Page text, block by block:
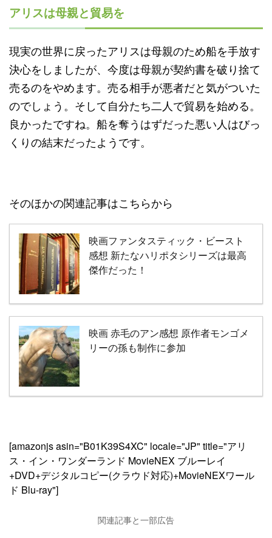
アリスは母親と貿易を
現実の世界に戻ったアリスは母親のため船を手放す
決心をしましたが、今度は母親が契約書を破り捨て
売るのをやめます。売る相手が悪者だと気がついた
のでしょう。そして自分たち二人で貿易を始める。
良かったですね。船を奪うはずだった悪い人はびっ
くりの結末だったようです。
そのほかの関連記事はこちらから
映画ファンタスティック・ビースト
感想 新たなハリポタシリーズは最高
傑作だった！
映画 赤毛のアン感想 原作者モンゴメ
リーの孫も制作に参加
[amazonjs asin="B01K39S4XC" locale="JP" title="アリ
ス・イン・ワンダーランド MovieNEX ブルーレイ
+DVD+デジタルコピー(クラウド対応)+MovieNEXワール
ド Blu-ray"]
関連記事と一部広告